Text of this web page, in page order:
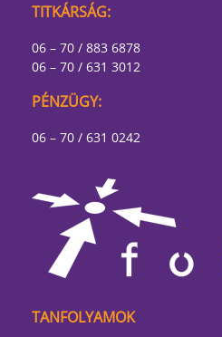
TITKÁRSÁG:
06 – 70 / 883 6878
06 – 70 / 631 3012
PÉNZÜGY:
06 – 70 / 631 0242
TANFOLYAMOK